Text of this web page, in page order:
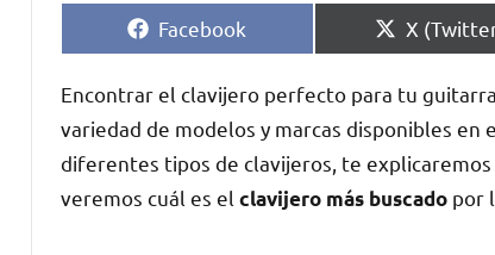
Compartir
en
Facebook
en
X
Encontrar el clavijero perfecto para tu
variedad de modelos y marcas disponibles
diferentes tipos de clavijeros, te
veremos cuál es el clavijero más buscado por